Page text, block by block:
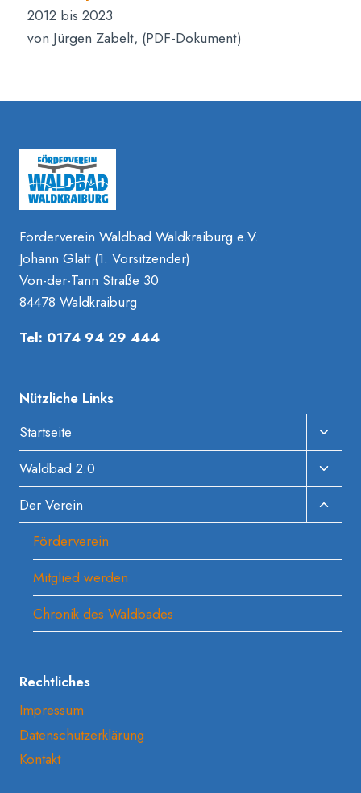
2012 bis 2023
von Jürgen Zabelt, (PDF-Dokument)
Förderverein Waldbad Waldkraiburg e.V.
Johann Glatt (1. Vorsitzender)
Von-der-Tann Straße 30
84478 Waldkraiburg
Tel: 0174 94 29 444
Nützliche Links
Startseite
Waldbad 2.0
Der Verein
Förderverein
Mitglied werden
Chronik des Waldbades
Rechtliches
Impressum
Datenschutzerklärung
Kontakt